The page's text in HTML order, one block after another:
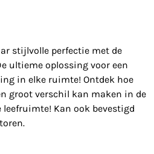
stijlvolle perfectie met de
ultieme oplossing voor een
in elke ruimte! Ontdek hoe
groot verschil kan maken in de
Kan ook bevestigd